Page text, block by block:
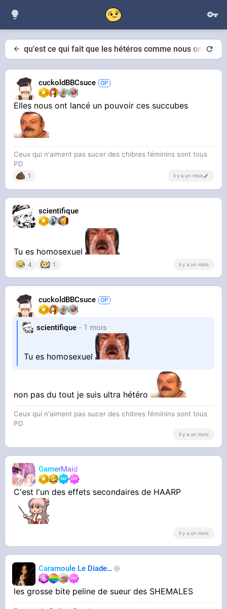
qu'est ce qui fait que les hétéros comme nous on
cuckoldBBCsuce
Elles nous ont lancé un pouvoir ces succubes
Ceux qui n'aiment pas sucer des chibres féminins sont tous
PD
1 il y a un mois
scientifique
Tu es homosexuel
4 1 il y a un mois
cuckoldBBCsuce
scientifique 1 mois
Tu es homosexuel
non pas du tout je suis ultra hétéro
Ceux qui n'aiment pas sucer des chibres féminins sont tous
PD
il y a un mois
GamerMaid
C'est l'un des effets secondaires de HAARP
il y a un mois
Caramoule Le Diadem
les grosse bite peline de sueur des SHEMALES